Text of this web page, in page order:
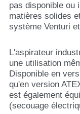
pas disponible ou
matières solides
système Venturi
L'aspirateur
une utilisation
Disponible en
qu'en version
est également
(secouage